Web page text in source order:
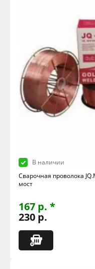
В наличии
Сварочная проволока
мост
167 р. *
230 р.